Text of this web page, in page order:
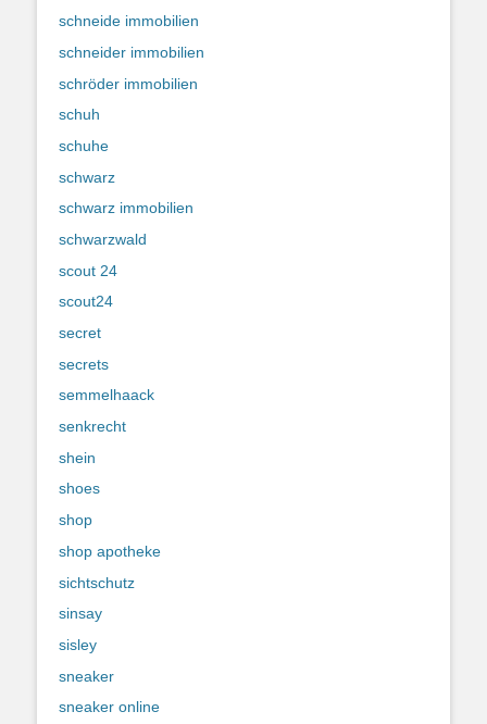
schneide immobilien
schneider immobilien
schröder immobilien
schuh
schuhe
schwarz
schwarz immobilien
schwarzwald
scout 24
scout24
secret
secrets
semmelhaack
senkrecht
shein
shoes
shop
shop apotheke
sichtschutz
sinsay
sisley
sneaker
sneaker online